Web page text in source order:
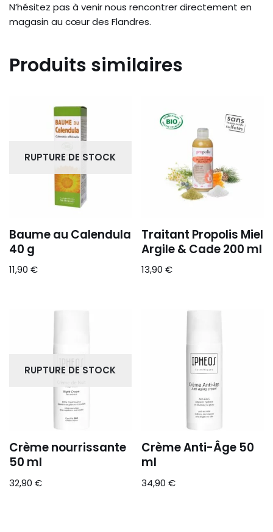
N’hésitez pas à venir nous rencontrer directement en
magasin au cœur des Flandres.
Produits similaires
RUPTURE DE STOCK
Baume au Calendula
40 g
11,90 €
Traitant Propolis Miel
Argile & Cade 200 ml
13,90€
RUPTURE DE STOCK
Crème nourrissante
50 ml
32,90 €
Crème Anti-Âge 50
ml
34,90€